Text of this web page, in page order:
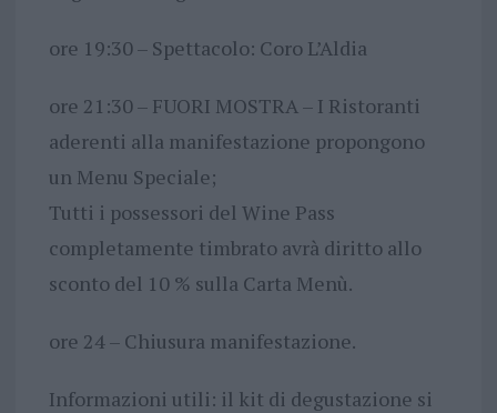
ore 19:30 – Spettacolo: Coro L’Aldia
ore 21:30 – FUORI MOSTRA – I Ristoranti
aderenti alla manifestazione propongono
un Menu Speciale;
Tutti i possessori del Wine Pass
completamente timbrato avrà diritto allo
sconto del 10 % sulla Carta Menù.
ore 24 – Chiusura manifestazione.
Informazioni utili: il kit di degustazione si